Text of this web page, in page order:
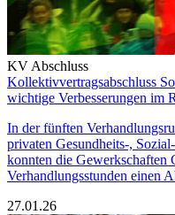
KV Abschluss
Kollektivvertragsabschluss
wichtige Verbesserungen im
In der fünften
privaten Gesundheits-,
konnten die Gewerkschaften
Verhandlungsstunden einen
27.01.26